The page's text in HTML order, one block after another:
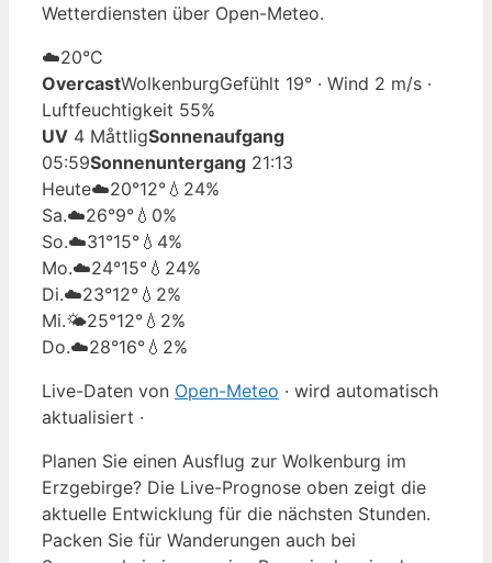
Wetterdiensten über Open-Meteo.
☁️20°C
OvercastWolkenburgGefühlt 19° · Wind 2 m/s ·
Luftfeuchtigkeit 55%
UV 4 MåttligSonnenaufgang
05:59Sonnenuntergang 21:13
Heute☁️20°12° 💧24%
Sa.☁️26°9° 💧0%
So.☁️31°15° 💧4%
Mo.☁️24°15° 💧24%
Di.☁️23°12° 💧2%
Mi.🌤️25°12° 💧2%
Do.☁️28°16° 💧2%
Live-Daten von Open-Meteo · wird automatisch
aktualisiert ·
Planen Sie einen Ausflug zur Wolkenburg im
Erzgebirge? Die Live-Prognose oben zeigt die
aktuelle Entwicklung für die nächsten Stunden.
Packen Sie für Wanderungen auch bei